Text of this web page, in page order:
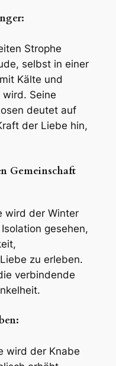
Strophe
selbst in einer
Kälte und
Seine
deutet auf
der Liebe hin,
Gemeinschaft
wird der Winter
gesehen,
zu erleben.
verbindende
wird der Knabe